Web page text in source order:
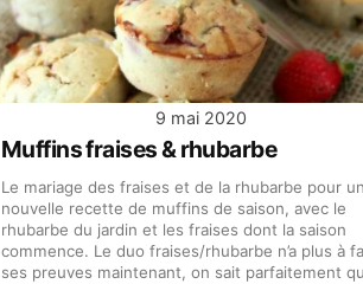
9 mai 2020
Muffins fraises & rhubarbe
Le mariage des fraises et de la rhubarbe pour
nouvelle recette de muffins de saison, avec le
rhubarbe du jardin et les fraises dont la saison
commence. Le duo fraises/rhubarbe n’a plus à
ses preuves maintenant, on sait parfaitement